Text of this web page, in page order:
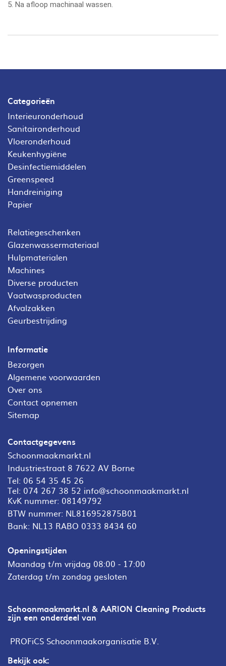
5. Na afloop machinaal wassen.
Categorieën
Interieuronderhoud
Sanitaironderhoud
Vloeronderhoud
Keukenhygiëne
Desinfectiemiddelen
Greenspeed
Handreiniging
Papier
Relatiegeschenken
Glazenwassermateriaal
Hulpmaterialen
Machines
Diverse producten
Vaatwasproducten
Afvalzakken
Geurbestrijding
Informatie
Bezorgen
Algemene voorwaarden
Over ons
Contact opnemen
Sitemap
Contactgegevens
Schoonmaakmarkt.nl
Industriestraat 8 7622 AV Borne
Tel: 06 54 35 45 26
Tel: 074 267 38 52 info@schoonmaakmarkt.nl
KvK nummer: 08149792
BTW nummer: NL816952875B01
Bank: NL13 RABO 0333 8434 60
Openingstijden
Maandag t/m vrijdag 08:00 - 17:00
Zaterdag t/m zondag gesloten
Schoonmaakmarkt.nl & AARION Cleaning Products
zijn een onderdeel van
PROFiCS Schoonmaakorganisatie B.V.
Bekijk ook: